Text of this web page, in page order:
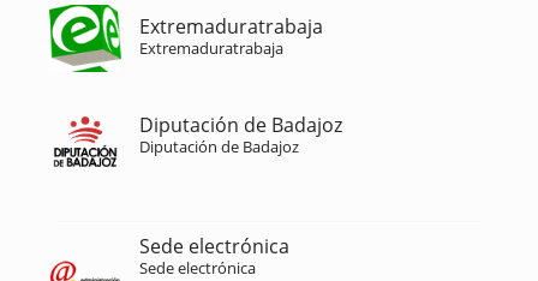
Extremaduratrabaja
Extremaduratrabaja
Diputación de Badajoz
Diputación de Badajoz
Sede electrónica
Sede electrónica